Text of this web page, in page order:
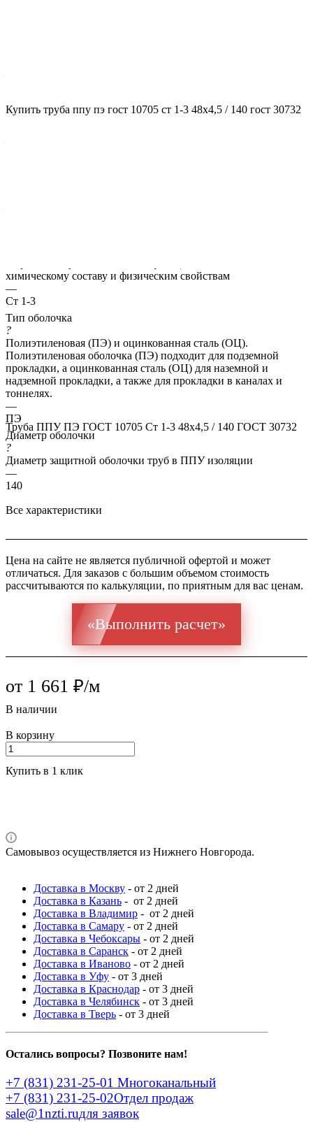
Купить труба ппу пэ гост 10705 ст 1-3 48x4,5 / 140 гост 30732
Труба ППУ ПЭ ГОСТ 10705 Ст 1-3 48x4,5 / 140 ГОСТ 30732
Диаметр трубы, мм
?
химическому составу и физическим свойствам
—
Ст 1-3
Тип оболочка
?
Полиэтиленовая (ПЭ) и оцинкованная сталь (ОЦ).
Полиэтиленовая оболочка (ПЭ) подходит для подземной
прокладки, а оцинкованная сталь (ОЦ) для наземной и
надземной прокладки, а также для прокладки в каналах и
тоннелях.
—
ПЭ
Диаметр оболочки
?
Диаметр защитной оболочки труб в ППУ изоляции
—
140
Все характеристики
Цена на сайте не является публичной офертой и может
отличаться. Для заказов с большим объемом стоимость
рассчитываются по калькуляции, по приятным для вас ценам.
«Выполнить расчет»
от 1 661 ₽/м
В наличии
В корзину
Купить в 1 клик
Самовывоз осуществляется из Нижнего Новгорода.
Доставка в Москву - от 2 дней
Доставка в Казань - от 2 дней
Доставка в Владимир - от 2 дней
Доставка в Самару - от 2 дней
Доставка в Чебоксары - от 2 дней
Доставка в Саранск - от 2 дней
Доставка в Иваново - от 2 дней
Доставка в Уфу - от 3 дней
Доставка в Краснодар - от 3 дней
Доставка в Челябинск - от 3 дней
Доставка в Тверь - от 3 дней
Остались вопросы? Позвоните нам!
+7 (831) 231-25-01 Многоканальный
+7 (831) 231-25-02Отдел продаж
sale@1nzti.ruдля заявок